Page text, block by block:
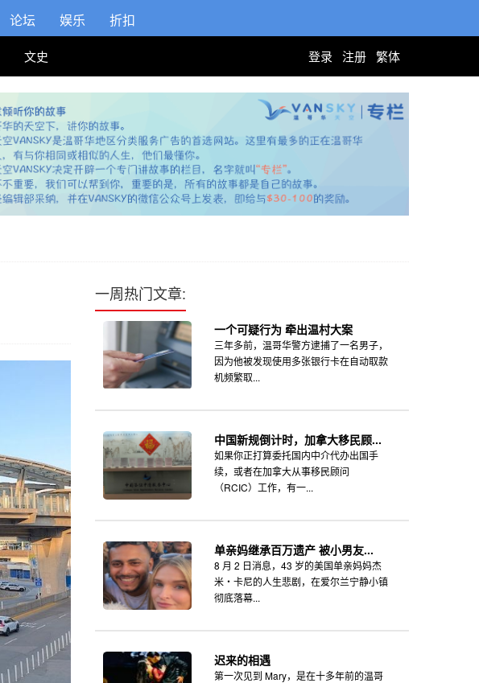
论坛 娱乐 折扣
文史 登录 注册 繁体
一周热门文章:
一个可疑行为 牵出温村大案
三年多前，温哥华警方逮捕了一名男子，
因为他被发现使用多张银行卡在自动取款
机频繁取...
中国新规倒计时，加拿大移民顾...
如果你正打算委托国内中介代办出国手
续，或者在加拿大从事移民顾问
（RCIC）工作，有一...
单亲妈继承百万遗产 被小男友...
8 月 2 日消息，43 岁的美国单亲妈妈杰
米・卡尼的人生悲剧，在爱尔兰宁静小镇
彻底落幕...
迟来的相遇
第一次见到 Mary，是在十多年前的温哥